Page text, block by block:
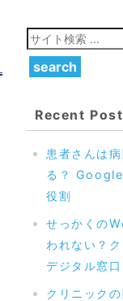
Recent
患者さんは
る？ Google
役割
せっかくの
われない？
デジタル窓
クリニック